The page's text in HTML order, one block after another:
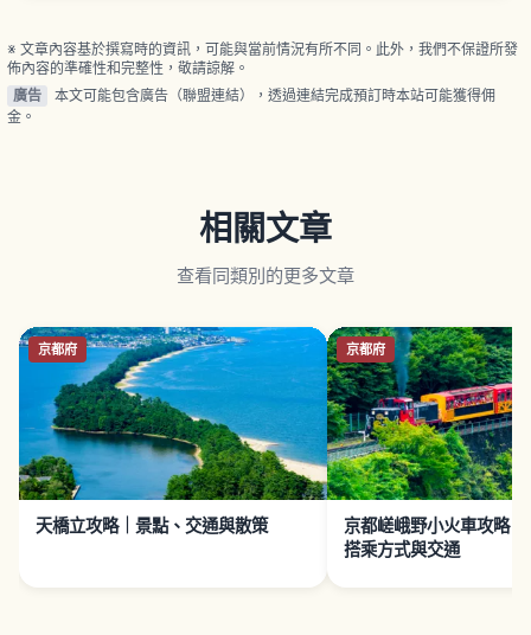
※ 文章內容基於撰寫時的資訊，可能與當前情況有所不同。此外，我們不保證所發
佈內容的準確性和完整性，敬請諒解。
廣告
本文可能包含廣告（聯盟連結），透過連結完成預訂時本站可能獲得佣
金。
相關文章
查看同類別的更多文章
京都府
天橋立攻略｜景點、交通與散策
京都府
京都嵯峨野小火車攻略
搭乘方式與交通